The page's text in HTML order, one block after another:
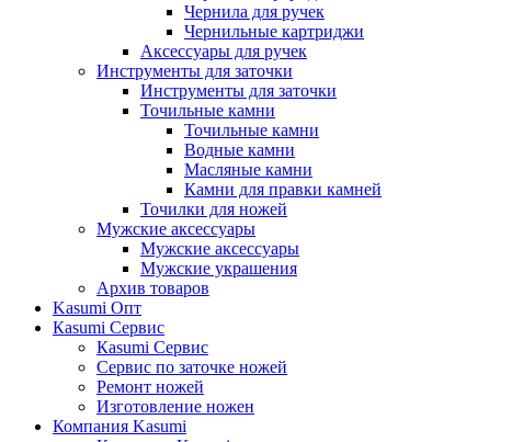
Чернила для ручек
Чернильные картриджи
Аксессуары для ручек
Инструменты для заточки
Инструменты для заточки
Точильные камни
Точильные камни
Водные камни
Масляные камни
Камни для правки камней
Точилки для ножей
Мужские аксессуары
Мужские аксессуары
Мужские украшения
Архив товаров
Kasumi Опт
Кasumi Сервис
Кasumi Сервис
Сервис по заточке ножей
Ремонт ножей
Изготовление ножен
Компания Kasumi